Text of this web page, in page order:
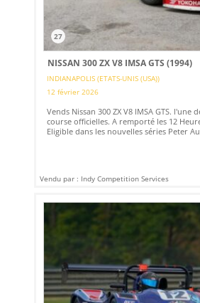
27
NISSAN 300 ZX V8 IMSA GTS (1994)
INDIANAPOLIS (ETATS-UNIS (USA))
12 février 2026
Vends Nissan 300 ZX V8 IMSA GTS. l'une
course officielles. A remporté les 12
Eligible dans les nouvelles séries Peter
Vendu par : Indy Competition Services